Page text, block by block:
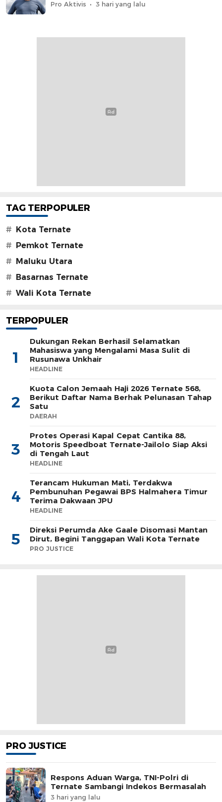
Pro Aktivis 3 hari yang lalu
TAG TERPOPULER
# Kota Ternate
# Pemkot Ternate
# Maluku Utara
# Basarnas Ternate
# Wali Kota Ternate
TERPOPULER
1
Dukungan Rekan Berhasil Selamatkan
Mahasiswa yang Mengalami Masa Sulit di
Rusunawa Unkhair
HEADLINE
2
Kuota Calon Jemaah Haji 2026 Ternate 568,
Berikut Daftar Nama Berhak Pelunasan Tahap
Satu
DAERAH
3
Protes Operasi Kapal Cepat Cantika 88,
Motoris Speedboat Ternate-Jailolo Siap Aksi
di Tengah Laut
HEADLINE
4
Terancam Hukuman Mati, Terdakwa
Pembunuhan Pegawai BPS Halmahera Timur
Terima Dakwaan JPU
HEADLINE
5
Direksi Perumda Ake Gaale Disomasi Mantan
Dirut, Begini Tanggapan Wali Kota Ternate
PRO JUSTICE
PRO JUSTICE
Respons Aduan Warga, TNI-Polri di
Ternate Sambangi Indekos Bermasalah
3 hari yang lalu